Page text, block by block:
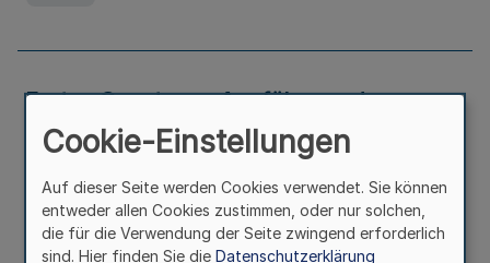
Erstes Gesetz zur Ausführung des
Kinder- und Jugendhilfegesetzes - AG -
KJHG -
In Kraft Seit 01. Januar 1991
Cookie-Einstellungen
Auf dieser Seite werden Cookies verwendet. Sie können
entweder allen Cookies zustimmen, oder nur solchen,
die für die Verwendung der Seite zwingend erforderlich
sind. Hier finden Sie die Datenschutzerklärung